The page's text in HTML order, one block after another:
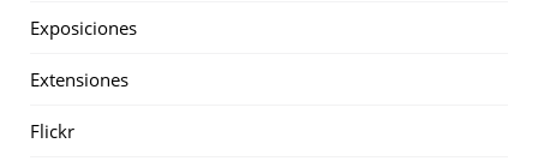
Exposiciones
Extensiones
Flickr